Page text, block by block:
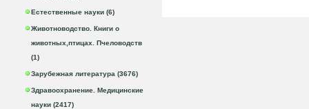
Естественные науки (6)
Животноводство. Книги о
животных,птицах. Пчеловодств
(1)
Зарубежная литература (3676)
Здравоохранение. Медицинские
науки (2417)